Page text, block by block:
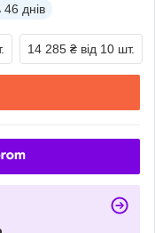
46 днів
14 285 ₴ від 10 шт.